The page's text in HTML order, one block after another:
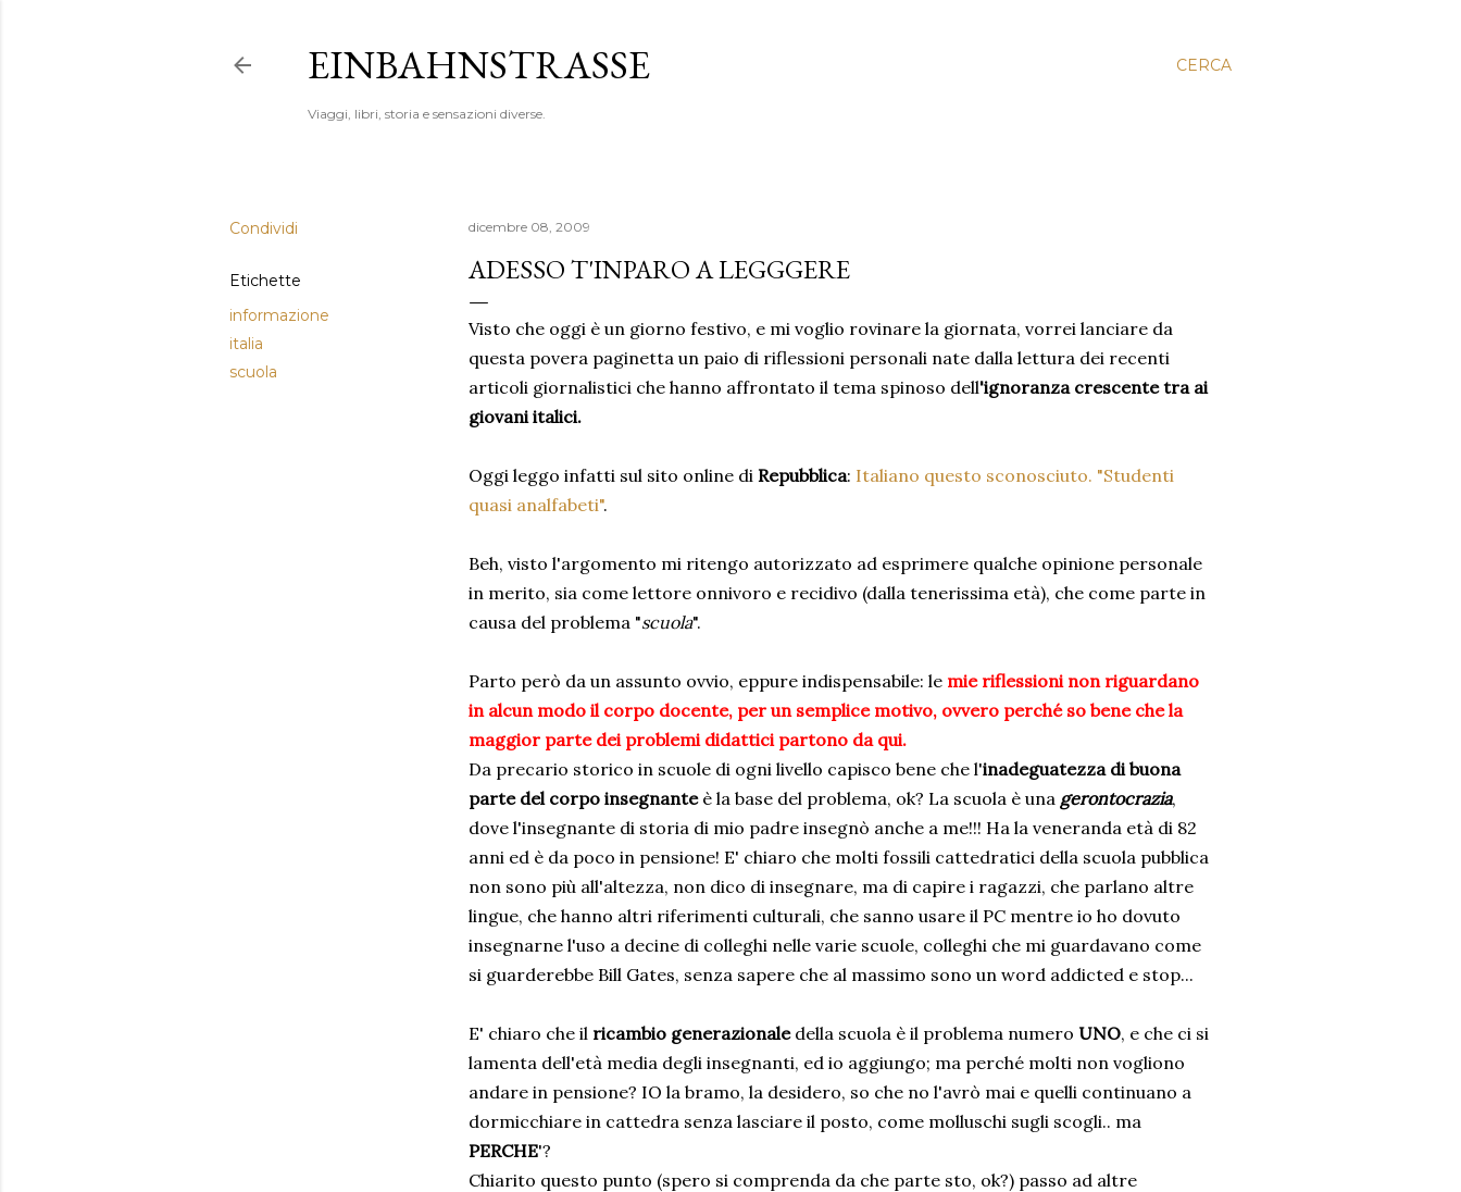
CERCA
EINBAHNSTRASSE
Viaggi, libri, storia e sensazioni diverse.
Condividi
Etichette
informazione
italia
scuola
dicembre 08, 2009
ADESSO T'INPARO A LEGGGERE
Visto che oggi è un giorno festivo, e mi voglio rovinare la giornata, vorrei lanciare da
questa povera paginetta un paio di riflessioni personali nate dalla lettura dei recenti
articoli giornalistici che hanno affrontato il tema spinoso dell'ignoranza crescente tra ai
giovani italici.
Oggi leggo infatti sul sito online di Repubblica: Italiano questo sconosciuto. "Studenti
quasi analfabeti".
Beh, visto l'argomento mi ritengo autorizzato ad esprimere qualche opinione personale
in merito, sia come lettore onnivoro e recidivo (dalla tenerissima età), che come parte in
causa del problema "scuola".
Parto però da un assunto ovvio, eppure indispensabile: le mie riflessioni non riguardano
in alcun modo il corpo docente, per un semplice motivo, ovvero perché so bene che la
maggior parte dei problemi didattici partono da qui.
Da precario storico in scuole di ogni livello capisco bene che l'inadeguatezza di buona
parte del corpo insegnanteè la base del problema, ok? La scuola è una gerontocrazia,
dove l'insegnante di storia di mio padre insegnò anche a me!!! Ha la veneranda età di 82
anni ed è da poco in pensione! E' chiaro che molti fossili cattedratici della scuola pubblica
non sono più all'altezza, non dico di insegnare, ma di capire i ragazzi, che parlano altre
lingue, che hanno altri riferimenti culturali, che sanno usare il PC mentre io ho dovuto
insegnarne l'uso a decine di colleghi nelle varie scuole, colleghi che mi guardavano come
si guarderebbe Bill Gates, senza sapere che al massimo sono un word addicted e stop...
E' chiaro che il ricambio generazionaledella scuola è il problema numero UNO, e che ci si
lamenta dell'età media degli insegnanti, ed io aggiungo; ma perché molti non vogliono
andare in pensione? IO la bramo, la desidero, so che no l'avrò mai e quelli continuano a
dormicchiare in cattedra senza lasciare il posto, come molluschi sugli scogli.. ma
PERCHE'?
Chiarito questo punto (spero si comprenda da che parte sto, ok?) passo ad altre